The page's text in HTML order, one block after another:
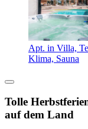
Apt. in Villa,
Klima, Sauna
Tolle
auf dem Land